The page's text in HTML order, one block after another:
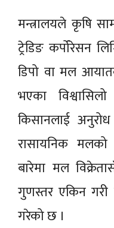
मन्त्रालयले कृषि
ट्रेडिङ कर्पोरेसन
डिपो वा मल
भएका
किसानलाई
रासायनिक
बारेमा मल
गुणस्तर एकिन गरी
गरेको छ ।